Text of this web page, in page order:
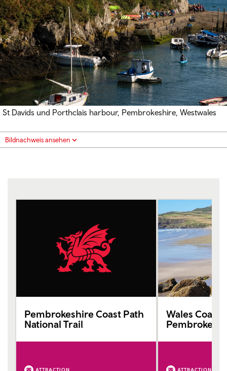
St Davids und Porthclais harbour, Pembrokeshire, Westwales
Bildnachweis ansehen
Pembrokeshire Coast Path
National Trail
ATTRACTION
Wales Coast
ATTRACTION